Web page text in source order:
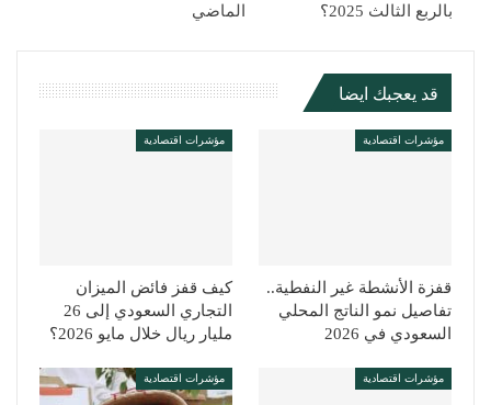
بالربع الثالث 2025؟
الماضي
قد يعجبك ايضا
مؤشرات اقتصادية
قفزة الأنشطة غير النفطية..
تفاصيل نمو الناتج المحلي
السعودي في 2026
مؤشرات اقتصادية
كيف قفز فائض الميزان
التجاري السعودي إلى 26
مليار ريال خلال مايو 2026؟
مؤشرات اقتصادية مؤشرات اقتصادية